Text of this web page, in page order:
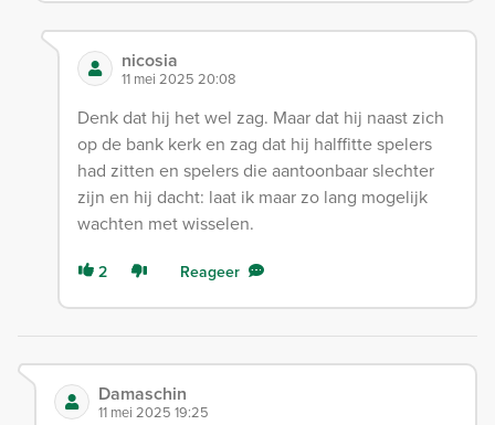
nicosia
11 mei 2025 20:08
Denk dat hij het wel zag. Maar dat hij naast zich
op de bank kerk en zag dat hij halffitte spelers
had zitten en spelers die aantoonbaar slechter
zijn en hij dacht: laat ik maar zo lang mogelijk
wachten met wisselen.
2 Reageer
Damaschin
11 mei 2025 19:25